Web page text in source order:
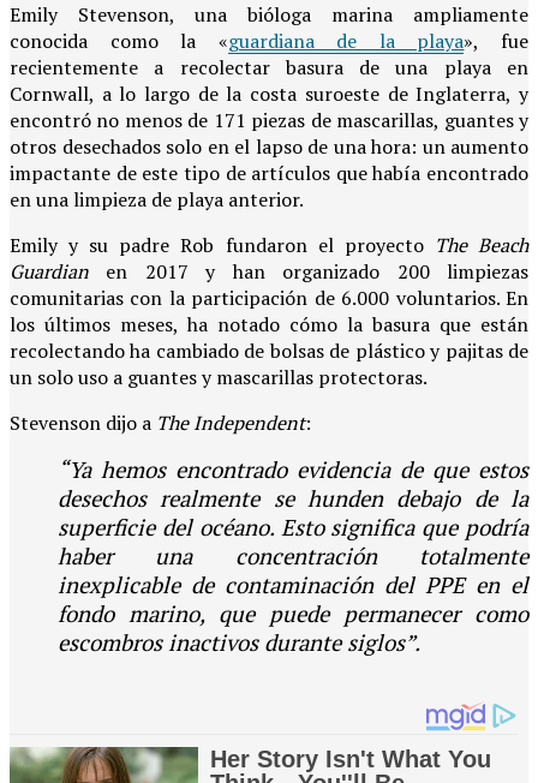
Emily Stevenson, una bióloga marina ampliamente
conocida como la «guardiana de la playa», fue
recientemente a recolectar basura de una playa en
Cornwall, a lo largo de la costa suroeste de Inglaterra, y
encontró no menos de 171 piezas de mascarillas, guantes y
otros desechados solo en el lapso de una hora: un aumento
impactante de este tipo de artículos que había encontrado
en una limpieza de playa anterior.
Emily y su padre Rob fundaron el proyecto The Beach
Guardian en 2017 y han organizado 200 limpiezas
comunitarias con la participación de 6.000 voluntarios. En
los últimos meses, ha notado cómo la basura que están
recolectando ha cambiado de bolsas de plástico y pajitas de
un solo uso a guantes y mascarillas protectoras.
Stevenson dijo a The Independent:
“Ya hemos encontrado evidencia de que estos
desechos realmente se hunden debajo de la
superficie del océano. Esto significa que podría
haber una concentración totalmente
inexplicable de contaminación del PPE en el
fondo marino, que puede permanecer como
escombros inactivos durante siglos”.